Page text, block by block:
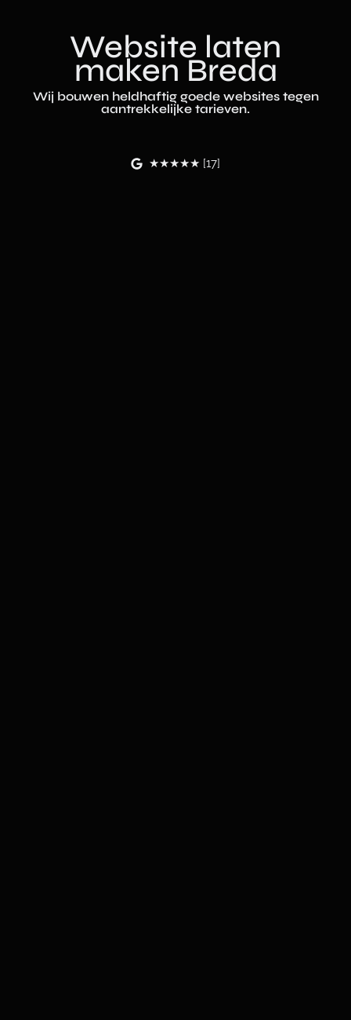
Website laten
maken Breda
Wij bouwen heldhaftig goede websites tegen
aantrekkelijke tarieven.
★★★★★ [17]